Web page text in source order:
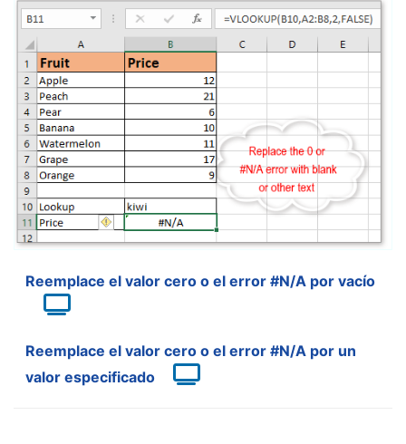
Reemplace el valor cero o el error #N/A por vacío
Reemplace el valor cero o el error #N/A por un
valor especificado